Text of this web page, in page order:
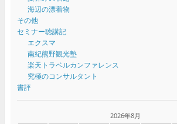
海辺の漂着物
その他
セミナー聴講記
エクスマ
南紀熊野観光塾
楽天トラベルカンファレンス
究極のコンサルタント
書評
2026年8月